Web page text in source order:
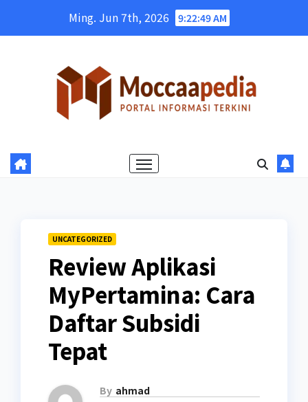
Ming. Jun 7th, 2026 9:22:50 AM
UNCATEGORIZED
Review Aplikasi
MyPertamina: Cara
Daftar Subsidi
Tepat
By ahmad